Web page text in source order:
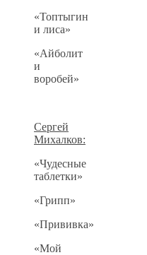
«Топтыгин
и лиса»
«Айболит
и
воробей»
Сергей
Михалков:
«Чудесные
таблетки»
«Грипп»
«Прививка»
«Мой